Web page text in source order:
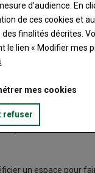
disposition d’un
en un potager
Bouillaud sont à
Guévelou qui en ont
faire une demande
Les principes de
l’accueil
un espace pour
d’audience. En
de ces cookies et
des finalités décrites.
le lien « Modifier mes
mes cookies
refuser